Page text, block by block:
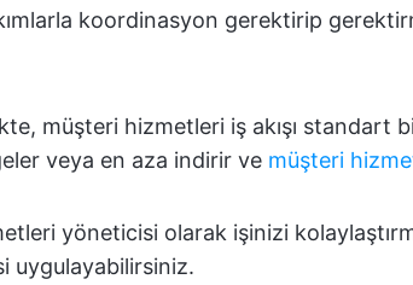
koordinasyon gerektirip
müşteri hizmetleri iş akışı standart
veya en aza indirir ve müşteri
yöneticisi olarak işinizi
uygulayabilirsiniz.